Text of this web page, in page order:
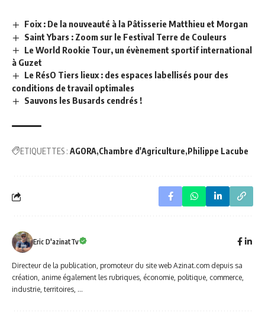
Foix : De la nouveauté à la Pâtisserie Matthieu et Morgan
Saint Ybars : Zoom sur le Festival Terre de Couleurs
Le World Rookie Tour, un évènement sportif international
à Guzet
Le RésO Tiers lieux : des espaces labellisés pour des
conditions de travail optimales
Sauvons les Busards cendrés !
ETIQUETTES : AGORA Chambre d'Agriculture Philippe Lacube
Eric D'azinatTv
Directeur de la publication, promoteur du site web Azinat.com depuis sa
création, anime également les rubriques, économie, politique, commerce,
industrie, territoires, ...